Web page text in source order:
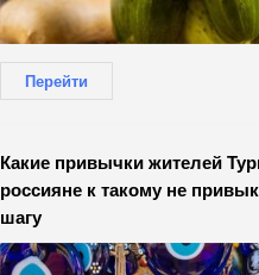
Перейти
Какие привычки жителей
россияне к такому не
шагу